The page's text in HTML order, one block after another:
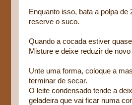
Enquanto isso, bata a polpa
reserve o suco.
Quando a cocada estiver
Misture e deixe reduzir de
Unte uma forma, coloque a
terminar de secar.
O leite condensado tende a
geladeira que vai ficar numa